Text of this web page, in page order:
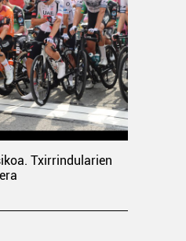
Txirrindularien